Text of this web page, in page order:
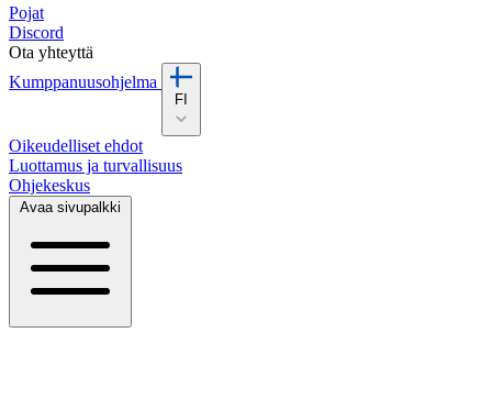
Pojat
Discord
Ota yhteyttä
Kumppanuusohjelma
FI
Oikeudelliset ehdot
Luottamus ja turvallisuus
Ohjekeskus
Avaa sivupalkki